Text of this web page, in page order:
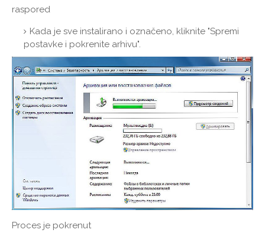
raspored
Kada je sve instalirano i označeno, kliknite "Spremi
postavke i pokrenite arhivu".
Proces je pokrenut